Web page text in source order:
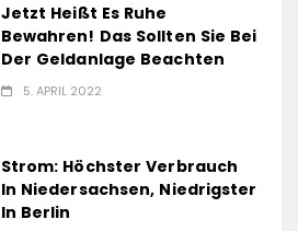
Jetzt Heißt Es Ruhe
Bewahren! Das Sollten Sie Bei
Der Geldanlage Beachten
5. APRIL 2022
Strom: Höchster Verbrauch
In Niedersachsen, Niedrigster
In Berlin